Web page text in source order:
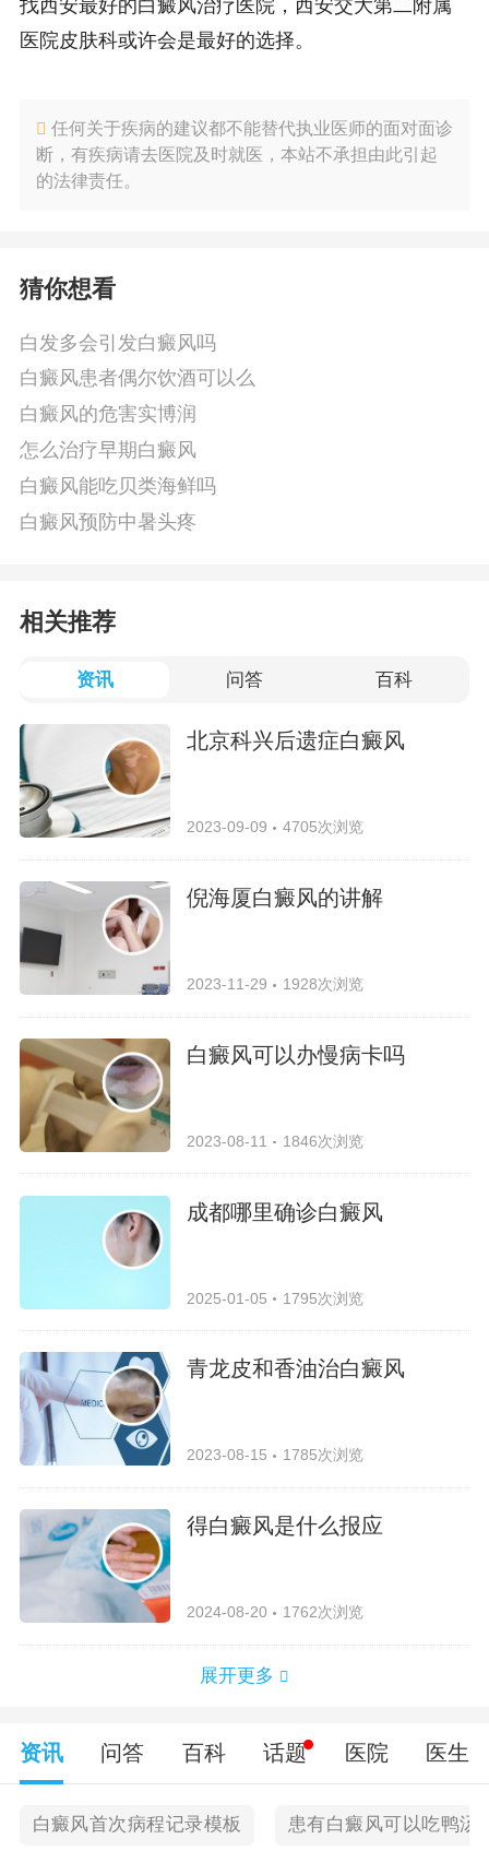
找西安最好的白癜风治疗医院，西安交大第二附属
医院皮肤科或许会是最好的选择。
任何关于疾病的建议都不能替代执业医师的面对面诊
断，有疾病请去医院及时就医，本站不承担由此引起
的法律责任。
猜你想看
白发多会引发白癜风吗
白癜风患者偶尔饮酒可以么
白癜风的危害实博润
怎么治疗早期白癜风
白癜风能吃贝类海鲜吗
白癜风预防中暑头疼
相关推荐
资讯 问答 百科
北京科兴后遗症白癜风
2023-09-09 4705次浏览
倪海厦白癜风的讲解
2023-11-29 1928次浏览
白癜风可以办慢病卡吗
2023-08-11 1846次浏览
成都哪里确诊白癜风
2025-01-05 1795次浏览
青龙皮和香油治白癜风
2023-08-15 1785次浏览
得白癜风是什么报应
2024-08-20 1762次浏览
展开更多
资讯 问答 百科 话题 医院 医生
白癜风首次病程记录模板 患有白癜风可以吃鸭汤